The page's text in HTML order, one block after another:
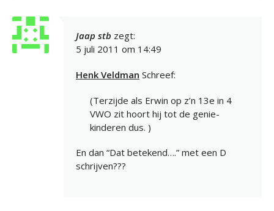
Jaap stb zegt:
5 juli 2011 om 14:49
Henk Veldman Schreef:
(Terzijde als Erwin op z’n 13e in 4
VWO zit hoort hij tot de genie-
kinderen dus. )
En dan “Dat betekend….” met een D
schrijven???